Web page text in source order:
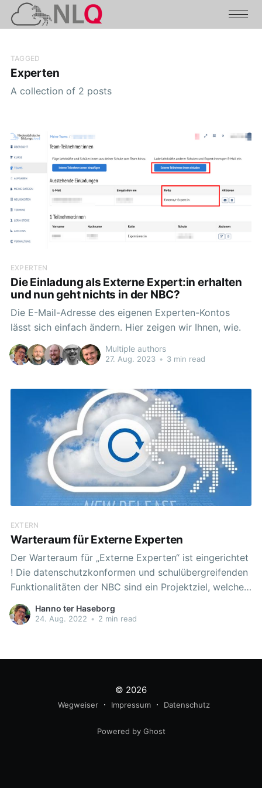
TAGGED
Experten
A collection of 2 posts
EXPERTEN
Die Einladung als Externe Expert:in erhalten
und nun geht nichts in der NBC?
Die E-Mail-Adresse des eigenen Experten-Kontos
lässt sich einfach ändern. Hier zeigen wir Ihnen, wie.
Multiple authors
27. Aug. 2023 • 3 min read
EXTERN
Warteraum für Externe Experten
Der Warteraum für „Externe Experten“ ist eingerichtet
! Die datenschutzkonformen und schulübergreifenden
Funktionalitäten der NBC sind ein Projektziel, welches
bereits im Forschungsprojekt bis 2021 erreicht
wurden. Im Zuge der länderübergreifenden
orientierten. Ein lang gehegter Wunsch ist nun
Hanno ter Haseborg
24. Aug. 2022 • 2 min read
© 2026
Wegweiser Impressum Datenschutz
Powered by Ghost